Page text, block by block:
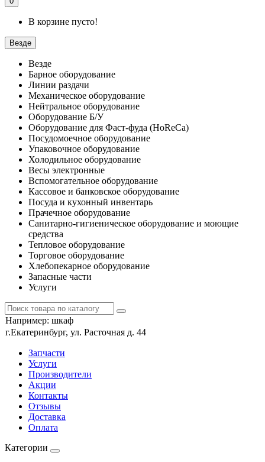
В корзине пусто!
Везде
Везде
Барное оборудование
Линии раздачи
Механическое оборудование
Нейтральное оборудование
Оборудование Б/У
Оборудование для Фаст-фуда (HoReCa)
Посудомоечное оборудование
Упаковочное оборудование
Холодильное оборудование
Весы электронные
Вспомогательное оборудование
Кассовое и банковское оборудование
Посуда и кухонный инвентарь
Прачечное оборудование
Санитарно-гигиеническое оборудование и моющие
средства
Тепловое оборудование
Торговое оборудование
Хлебопекарное оборудование
Запасные части
Услуги
Например: шкаф
г.Екатеринбург, ул. Расточная д. 44
Запчасти
Услуги
Производители
Акции
Контакты
Отзывы
Доставка
Оплата
Категории